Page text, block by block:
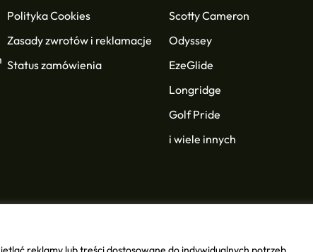
Polityka Cookies
Zasady zwrotów i reklamacje
Status zamówienia
Scotty Cameron
Odyssey
EzeGlide
Longridge
Golf Pride
i wiele innych